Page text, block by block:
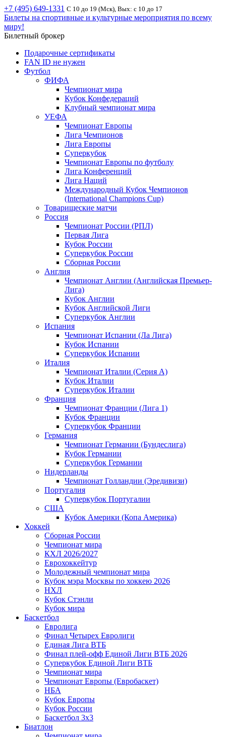
+7 (495) 649-1331 С 10 до 19 (Мск), Вых: с 10 до 17
Билеты на спортивные и культурные мероприятия по всему
миру!
Билетный брокер
Подарочные сертификаты
FAN ID не нужен
Футбол
ФИФА
Чемпионат мира
Кубок Конфедераций
Клубный чемпионат мира
УЕФА
Чемпионат Европы
Лига Чемпионов
Лига Европы
Суперкубок
Чемпионат Европы по футболу
Лига Конференций
Лига Наций
Международный Кубок Чемпионов
(International Champions Cup)
Товарищеские матчи
Россия
Чемпионат России (РПЛ)
Первая Лига
Кубок России
Суперкубок России
Сборная России
Англия
Чемпионат Англии (Английская Премьер-
Лига)
Кубок Англии
Кубок Английской Лиги
Суперкубок Англии
Испания
Чемпионат Испании (Ла Лига)
Кубок Испании
Суперкубок Испании
Италия
Чемпионат Италии (Серия А)
Кубок Италии
Суперкубок Италии
Франция
Чемпионат Франции (Лига 1)
Кубок Франции
Суперкубок Франции
Германия
Чемпионат Германии (Бундеслига)
Кубок Германии
Суперкубок Германии
Нидерланды
Чемпионат Голландии (Эредивизи)
Португалия
Суперкубок Португалии
США
Кубок Америки (Копа Америка)
Хоккей
Сборная России
Чемпионат мира
КХЛ 2026/2027
Еврохоккейтур
Молодежный чемпионат мира
Кубок мэра Москвы по хоккею 2026
НХЛ
Кубок Стэнли
Кубок мира
Баскетбол
Евролига
Финал Четырех Евролиги
Единая Лига ВТБ
Финал плей-офф Единой Лиги ВТБ 2026
Суперкубок Единой Лиги ВТБ
Чемпионат мира
Чемпионат Европы (Евробаскет)
НБА
Кубок Европы
Кубок России
Баскетбол 3х3
Биатлон